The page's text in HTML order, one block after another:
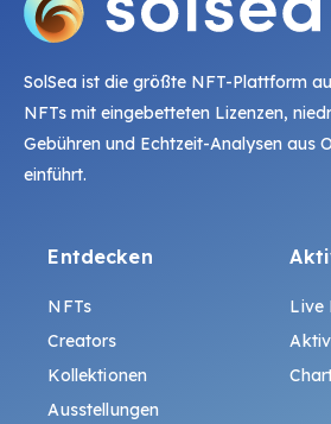
SolSea ist die größte NFT-Plattform
NFTs mit eingebetteten Lizenzen,
Gebühren und Echtzeit-Analysen aus
einführt.
Entdecken
NFTs
Creators
Kollektionen
Ausstellungen
Live